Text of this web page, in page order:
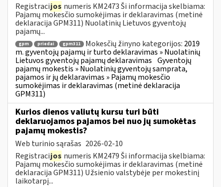
Registracijos numeris KM2473 Ši informacija skelbiama:
Pajamų mokesčio sumokėjimas ir deklaravimas (metinė
deklaracija GPM311) Nuolatinių Lietuvos gyventojų
pajamų...
gpm priedai gpm311 Mokesčių žinyno kategorijos: 2019
m. gyventojų pajamų ir turto deklaravimas » Nuolatinių
Lietuvos gyventojų pajamų deklaravimas Gyventojų
pajamų mokestis » Nuolatinių gyventojų samprata,
pajamos ir jų deklaravimas » Pajamų mokesčio
sumokėjimas ir deklaravimas (metinė deklaracija
GPM311)
Kurios dienos valiutų kursu turi būti
deklaruojamos pajamos bei nuo jų sumokėtas
pajamų mokestis?
Web turinio sąrašas 2026-02-10
Registracijos numeris KM2479 Ši informacija skelbiama:
Pajamų mokesčio sumokėjimas ir deklaravimas (metinė
deklaracija GPM311) Užsienio valstybėje per mokestinį
laikotarpį...